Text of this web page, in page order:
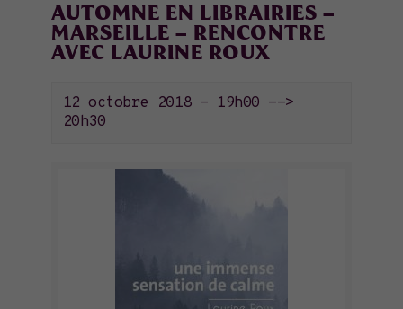
AUTOMNE EN LIBRAIRIES –
MARSEILLE – RENCONTRE
AVEC LAURINE ROUX
12 octobre 2018 - 19h00 -->
20h30